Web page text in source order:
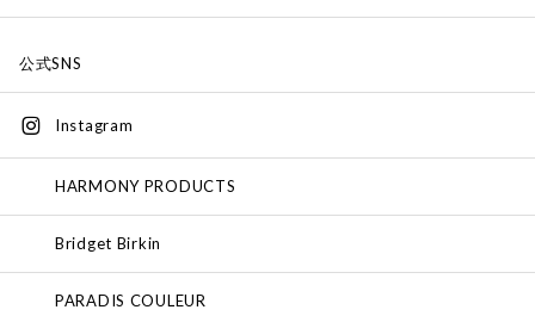
公式SNS
Instagram
HARMONY PRODUCTS
Bridget Birkin
PARADIS COULEUR